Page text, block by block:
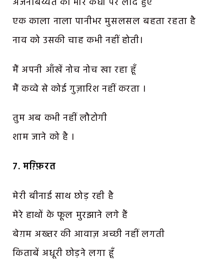
एक काला नाला पानीभर मुसलसल बहता रहता है
नाव को उसकी चाह कभी नहीं होती।
मैं अपनी आँखें नोच नोच खा रहा हूँ
मैं कव्वे से कोई गुज़ारिश नहीं करता ।
तुम अब कभी नहीं लौटोगी
शाम जाने को है ।
7. मग़्फ़िरत
मेरी बीनाई साथ छोड़ रही है
मेरे हाथों के फूल मुरझाने लगे हैं
बेग़म अख्तर की आवाज़ अच्छी नहीं लगती
किताबें अधूरी छोड़ने लगा हूँ